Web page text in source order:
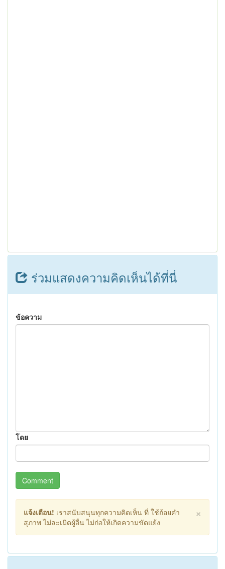
ร่วมแสดงความคิดเห็นได้ที่นี่
ข้อความ
โดย
Comment
×
แจ้งเตือน! เราสนับสนุนทุกความคิดเห็น ที่ ใช้ถ้อยคำ
สุภาพ ไม่ละเมิดผู้อื่น ไม่ก่อให้เกิดความขัดแย้ง